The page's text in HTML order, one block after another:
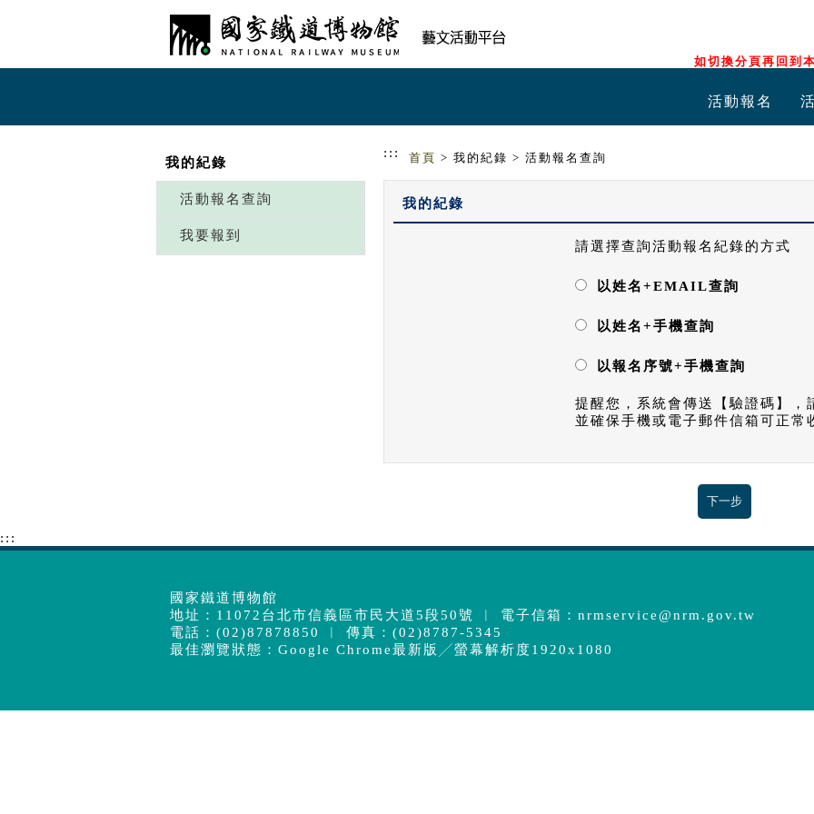
如切換分頁再回到
活動報名
我的紀錄
活動報名查詢
我要報到
::: 首頁 > 我的紀錄 > 活動報名查詢
我的紀錄
請選擇查詢活動報名紀錄的方式
以姓名+EMAIL查詢
以姓名+手機查詢
以報名序號+手機查詢
提醒您，系統會傳送【驗證碼】，
並確保手機或電子郵件信箱可正常
:::
國家鐵道博物館
地址：11072台北市信義區市民大道5段50號 ︱ 電子信箱： nrmservice@nrm.gov.tw
電話：(02)87878850 ︱ 傳真：(02)8787-5345
最佳瀏覽狀態：Google Chrome最新版╱螢幕解析度1920x1080